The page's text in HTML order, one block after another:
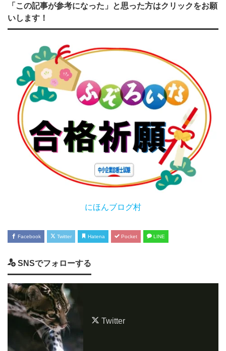
「この記事が参考になった」と思った方はクリックをお願
いします！
にほんブログ村
Facebook Twitter Hatena Pocket LINE
SNSでフォローする
Twitter